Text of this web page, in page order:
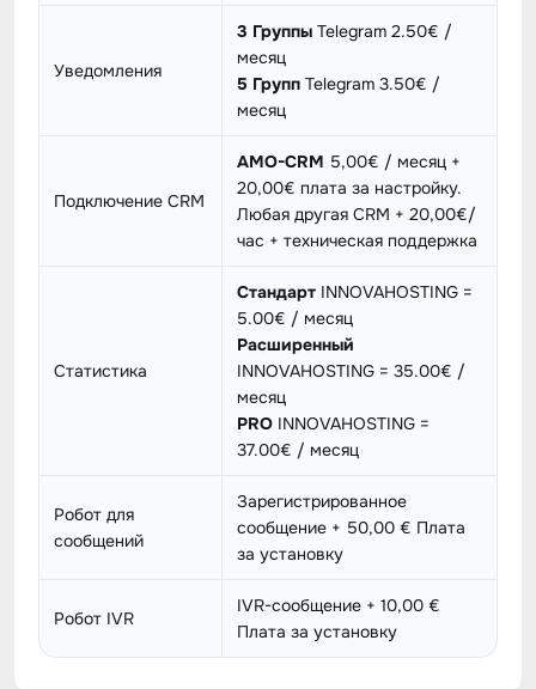
Уведомления
3 Группы Telegram 2.50€ /
месяц
5 Групп Telegram 3.50€ /
месяц
Подключение CRM
AMO-CRM 5,00€ / месяц +
20,00€ плата за настройку.
Любая другая CRM + 20,00€/
час + техническая поддержка
Статистика
Стандарт INNOVAHOSTING =
5.00€ / месяц
Расширенный
INNOVAHOSTING = 35.00€ /
месяц
PRO INNOVAHOSTING =
37.00€ / месяц
Робот для
сообщений
Зарегистрированное
сообщение + 50,00 € Плата
за установку
Робот IVR
IVR-сообщение + 10,00 €
Плата за установку